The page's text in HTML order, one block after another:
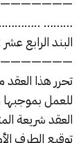
………
البند الرابع
تحرر هذا
للعمل بموجبها
العقد شريعة
توقيع الطرف